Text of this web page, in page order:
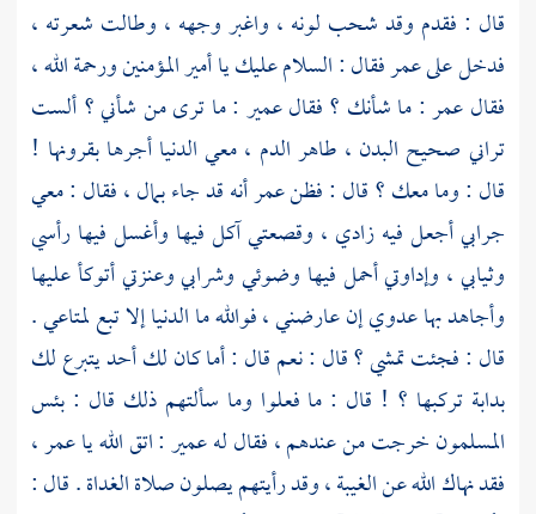
قال : فقدم وقد شحب لونه ، واغبر وجهه ، وطالت شعرته ،
فدخل علىعمرفقال : السلام عليك يا أمير المؤمنين ورحمة الله ،
فقالعمر: ما شأنك ؟ فقالعمير : ما ترى من شأني ؟ ألست
تراني صحيح البدن ، طاهر الدم ، معي الدنيا أجرها بقرونها !
قال : وما معك ؟ قال : فظن عمر أنه قد جاء بمال ، فقال : معي
جرابي أجعل فيه زادي ، وقصعتي آكل فيها وأغسل فيها رأسي
وثيابي ، وإداوتي أحمل فيها وضوئي وشرابي وعنزتي أتوكأ عليها
وأجاهد بها عدوي إن عارضني ، فوالله ما الدنيا إلا تبع لمتاعي .
قال : فجئت تمشي ؟ قال : نعم قال : أما كان لك أحد يتبرع لك
بدابة تركبها ؟ ! قال : ما فعلوا وما سألتهم ذلك قال : بئس
المسلمون خرجت من عندهم ، فقال لهعمير: اتق الله ياعمر،
فقد نهاك الله عن الغيبة ، وقد رأيتهم يصلون صلاة الغداة . قال :